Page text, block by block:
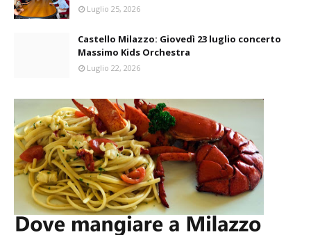
Luglio 25, 2026
Castello Milazzo: Giovedì 23 luglio concerto
Massimo Kids Orchestra
Luglio 22, 2026